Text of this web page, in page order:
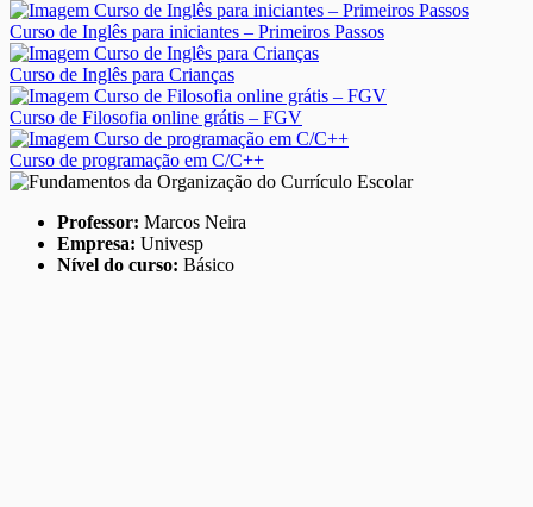
Curso de Inglês para iniciantes – Primeiros Passos
Curso de Inglês para Crianças
Curso de Filosofia online grátis – FGV
Curso de programação em C/C++
Professor: Marcos Neira
Empresa: Univesp
Nível do curso: Básico